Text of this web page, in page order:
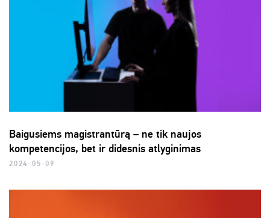
Baigusiems magistrantūrą – ne tik naujos
kompetencijos, bet ir didesnis atlyginimas
2024-05-09